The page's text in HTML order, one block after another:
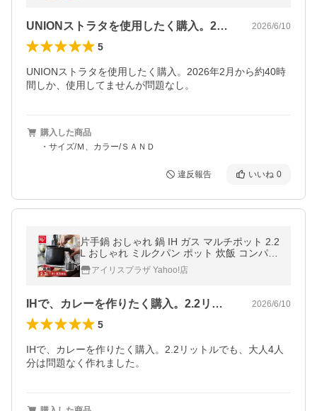
UNIONストラタを使用したく購入。2… 2026/6/10
5
UNIONストラタを使用したく購入。2026年2月から約40時
間しか、使用してませんが問題なし。
購入した商品
・サイズ/Ｍ、カラー/ＳＡＮＤ
違反報告 いいね 0
片手鍋 おしゃれ 鍋 IH ガス マルチポット 2.2
L おしゃれ ミルクパン ポット 炊飯 コンパク
ト 新生活 揚げ物 MCP-14 アイリスオーヤマ
アイリスプラザ Yahoo!店
IHで、カレーを作りたく購入。2.2リ… 2026/6/10
5
IHで、カレーを作りたく購入。2.2リットルでも、大人4人
分は問題なく作れました。